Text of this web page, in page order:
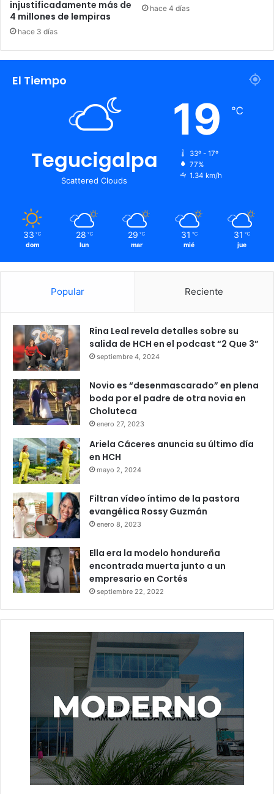
injustificadamente más de
4 millones de lempiras
hace 3 días
hace 4 días
El Tiempo
Tegucigalpa
Scattered Clouds
19 ℃
33º - 17º
77%
1.34 km/h
33 ℃
dom
28 ℃
lun
29 ℃
mar
31 ℃
mié
31 ℃
jue
Popular Reciente
Rina Leal revela detalles sobre su
salida de HCH en el podcast “2 Que 3”
septiembre 4, 2024
Novio es “desenmascarado” en plena
boda por el padre de otra novia en
Choluteca
enero 27, 2023
Ariela Cáceres anuncia su último día
en HCH
mayo 2, 2024
Filtran vídeo íntimo de la pastora
evangélica Rossy Guzmán
enero 8, 2023
Ella era la modelo hondureña
encontrada muerta junto a un
empresario en Cortés
septiembre 22, 2022